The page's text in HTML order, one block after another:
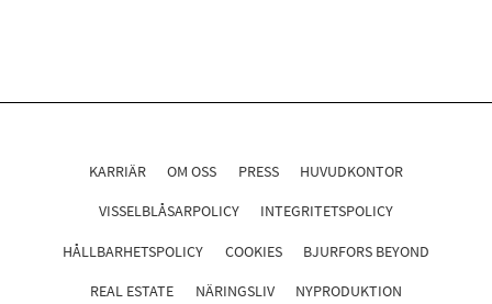
KARRIÄR OM OSS PRESS HUVUDKONTOR
VISSELBLÅSARPOLICY INTEGRITETSPOLICY
HÅLLBARHETSPOLICY COOKIES BJURFORS BEYOND
REAL ESTATE NÄRINGSLIV NYPRODUKTION